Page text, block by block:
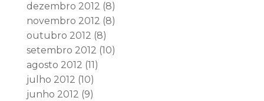
dezembro 2012 (8)
novembro 2012 (8)
outubro 2012 (8)
setembro 2012 (10)
agosto 2012 (11)
julho 2012 (10)
junho 2012 (9)